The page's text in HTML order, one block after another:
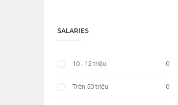
SALARIES
10 - 12 triệu 0
Trên 50 triệu 0